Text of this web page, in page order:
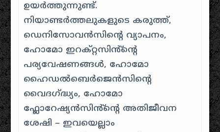
ഉയർത്തുന്നുണ്ട്.
നിയാണ്ടർത്തലുകളുടെ കരുത്ത്,
ഡെനിസോവൻസിൻ്റെ വ്യാപനം,
ഹോമോ ഇറക്റ്റസിൻ്ൻ്റെ
പര്യവേഷണങ്ങൾ, ഹോമോ
ഹൈഡൽബെർജെൻസിൻ്റെ
വൈദഗ്ദ്ധ്യം, ഹോമോ
ഫ്ലോറേഷ്യൻസിൻ്ൻ്റെ അതിജീവന
ശേഷി – ഇവയെല്ലാം